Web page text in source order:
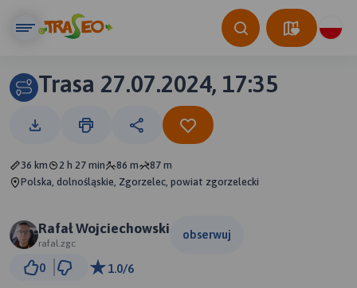
Trasa 27.07.2024, 17:35
36 km 2 h 27 min 86 m
87 m
Polska, dolnośląskie, Zgorzelec, powiat zgorzelecki
Rafał Wojciechowski
rafal.zgc
obserwuj
0 1.0/6